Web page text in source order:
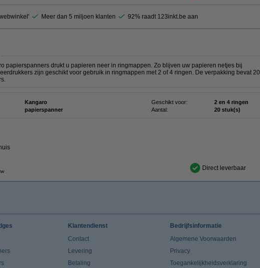
Meer dan 5 miljoen klanten 92% raadt 123inkt.be aan
papierspanners drukt u papieren neer in ringmappen. Zo blijven uw papieren netjes bij
zijn geschikt voor gebruik in ringmappen met 2 of 4 ringen. De verpakking bevat 20
Kangaro Geschikt voor:
2 en 4 ringen
papierspanner Aantal: 20 stuk(s)
Direct leverbaar
Klantendienst
Contact
Levering
Betaling
Bedrijfsinformatie
Algemene Voorwaarden
Privacy
Toegankelijkheidsverklaring